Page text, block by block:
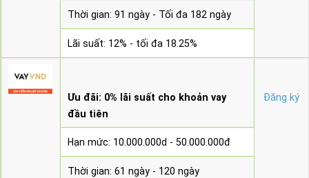
Thời gian: 91 ngày - Tối đa 182 ngày
Lãi suất: 12% - tối đa 18.25%
Ưu đãi: 0% lãi suất cho khoản vay
đầu tiên
Đăng ký
Hạn mức: 10.000.000d - 50.000.000đ
Thời gian: 61 ngày - 120 ngày